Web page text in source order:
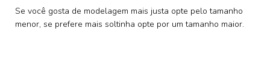
Se você gosta de modelagem mais justa opte pelo tamanho
menor, se prefere mais soltinha opte por um tamanho maior.